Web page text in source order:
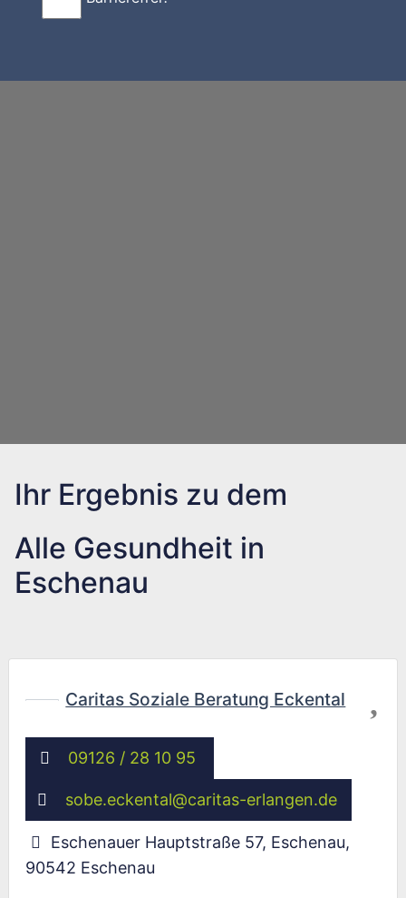
Ihr Ergebnis zu dem
Alle Gesundheit in
Eschenau
Caritas Soziale Beratung Eckental
09126 / 28 10 95
sobe.eckental@caritas-erlangen.de
Eschenauer Hauptstraße 57, Eschenau,
90542 Eschenau